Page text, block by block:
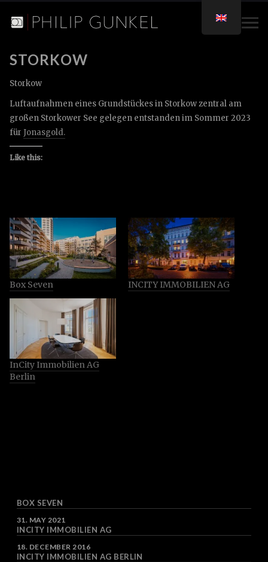
STORKOW
Storkow
Luftaufnahmen eines Grundstückes in Storkow zentral am
großen Storkower See gelegen entstanden im Sommer 2023
für Jonasgold.
Like this:
Box Seven INCITY IMMOBILIEN AG
InCity Immobilien AG
Berlin
BOX SEVEN
DATE
31. MAY 2021
INCITY IMMOBILIEN AG
DATE
18. DECEMBER 2016
INCITY IMMOBILIEN AG BERLIN